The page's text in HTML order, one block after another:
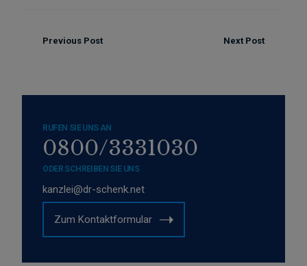
Previous Post Next Post
RUFEN SIE UNS AN
0800/3331030
ODER SCHREIBEN SIE UNS
kanzlei@dr-schenk.net
Zum Kontaktformular